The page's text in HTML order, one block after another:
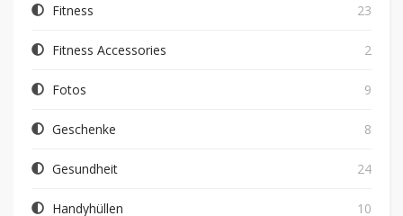
Fitness 23
Fitness Accessories 2
Fotos 9
Geschenke 8
Gesundheit 24
Handyhüllen 10